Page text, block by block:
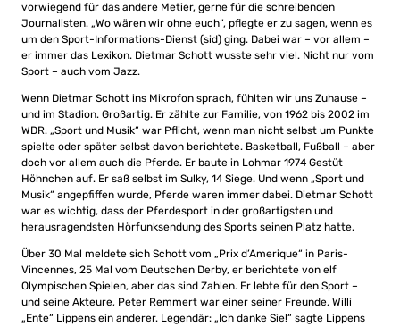
vorwiegend für das andere Metier, gerne für die schreibenden
Journalisten. „Wo wären wir ohne euch“, pflegte er zu sagen, wenn es
um den Sport-Informations-Dienst (sid) ging. Dabei war – vor allem –
er immer das Lexikon. Dietmar Schott wusste sehr viel. Nicht nur vom
Sport – auch vom Jazz.
Wenn Dietmar Schott ins Mikrofon sprach, fühlten wir uns Zuhause –
und im Stadion. Großartig. Er zählte zur Familie, von 1962 bis 2002 im
WDR. „Sport und Musik“ war Pflicht, wenn man nicht selbst um Punkte
spielte oder später selbst davon berichtete. Basketball, Fußball – aber
doch vor allem auch die Pferde. Er baute in Lohmar 1974 Gestüt
Höhnchen auf. Er saß selbst im Sulky, 14 Siege. Und wenn „Sport und
Musik“ angepfiffen wurde, Pferde waren immer dabei. Dietmar Schott
war es wichtig, dass der Pferdesport in der großartigsten und
herausragendsten Hörfunksendung des Sports seinen Platz hatte.
Über 30 Mal meldete sich Schott vom „Prix d’Amerique“ in Paris-
Vincennes, 25 Mal vom Deutschen Derby, er berichtete von elf
Olympischen Spielen, aber das sind Zahlen. Er lebte für den Sport –
und seine Akteure, Peter Remmert war einer seiner Freunde, Willi
„Ente“ Lippens ein anderer. Legendär: „Ich danke Sie!“ sagte Lippens